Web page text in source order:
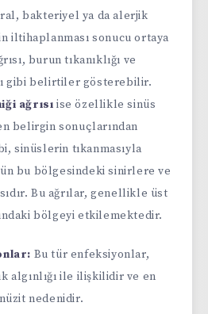
bakteriyel ya da alerjik
iltihaplanması sonucu ortaya
burun tıkanıklığı ve
gibi belirtiler gösterebilir.
ağrısı ise özellikle sinüs
belirgin sonuçlarından
sinüslerin tıkanmasıyla
bu bölgesindeki sinirlere ve
Bu ağrılar, genellikle üst
bölgeyi etkilemektedir.
Bu tür enfeksiyonlar,
algınlığı ile ilişkilidir ve en
nedenidir.